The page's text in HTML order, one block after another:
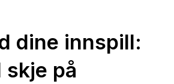
dine innspill:
skje på